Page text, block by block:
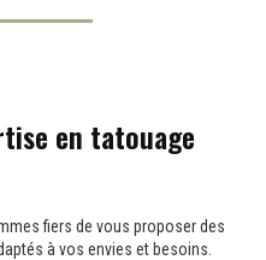
en tatouage
fiers de vous proposer des
à vos envies et besoins.